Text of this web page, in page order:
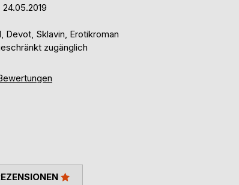
Devot, Sklavin, Erotikroman
zugänglich